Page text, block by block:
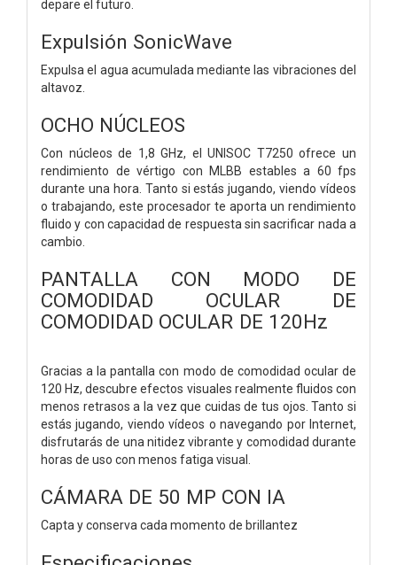
depare el futuro.
Expulsión SonicWave
Expulsa el agua acumulada mediante las vibraciones del
altavoz.
OCHO NÚCLEOS
Con núcleos de 1,8 GHz, el UNISOC T7250 ofrece un
rendimiento de vértigo con MLBB estables a 60 fps
durante una hora. Tanto si estás jugando, viendo vídeos
o trabajando, este procesador te aporta un rendimiento
fluido y con capacidad de respuesta sin sacrificar nada a
cambio.
PANTALLA CON MODO DE
COMODIDAD OCULAR DE
COMODIDAD OCULAR DE 120Hz
Gracias a la pantalla con modo de comodidad ocular de
120 Hz, descubre efectos visuales realmente fluidos con
menos retrasos a la vez que cuidas de tus ojos. Tanto si
estás jugando, viendo vídeos o navegando por Internet,
disfrutarás de una nitidez vibrante y comodidad durante
horas de uso con menos fatiga visual.
CÁMARA DE 50 MP CON IA
Capta y conserva cada momento de brillantez